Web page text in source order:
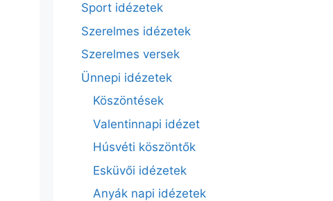
Sport idézetek
Szerelmes idézetek
Szerelmes versek
Ünnepi idézetek
Köszöntések
Valentinnapi idézet
Húsvéti köszöntők
Esküvői idézetek
Anyák napi idézetek